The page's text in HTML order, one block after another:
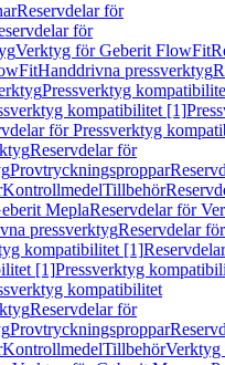
Reservdelar för
för
Verktyg för Geberit FlowFit
Handdrivna pressverktyg
Pressverktyg
kompatibilitet [1]
för Pressverktyg
Reservdelar för
Provtryckningsproppar
KontrollmedelTillbehör
MeplaReservdelar för
pressverktygReservdelar
kompatibilitet [1]
[1]Pressverktyg
kompatibilitet
Reservdelar för
Provtryckningsproppar
KontrollmedelTillbehörVerktyg